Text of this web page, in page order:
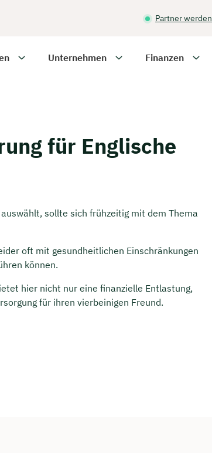
Partner werden
Unternehmen Finanzen
für Englische
sollte sich frühzeitig mit dem Thema
oft mit gesundheitlichen Einschränkungen
können.
hier nicht nur eine finanzielle Entlastung,
für ihren vierbeinigen Freund.